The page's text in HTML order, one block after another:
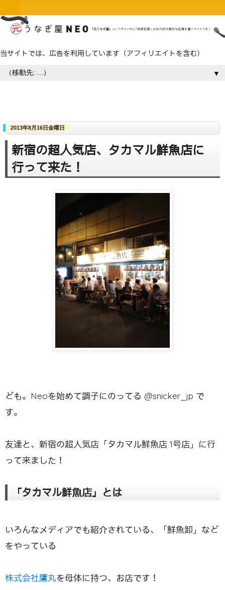
当サイトでは、広告を利用しています（アフィリエイトを含む）
▼
2013年8月16日金曜日
新宿の超人気店、タカマル鮮魚店に
行って来た！
ども。Neoを始めて調子にのってる @snicker_jp で
す。
友達と、新宿の超人気店「タカマル鮮魚店 1号店」に行
って来ました！
「タカマル鮮魚店」とは
いろんなメディアでも紹介されている、「鮮魚卸」など
をやっている
株式会社鷹丸を母体に持つ、お店です！